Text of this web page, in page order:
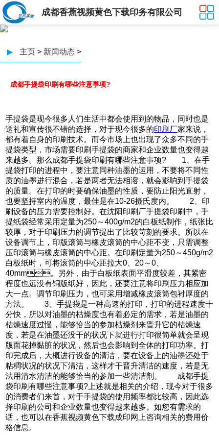
成都香蕉视频黄色下载印务有限公司
▶ 主页 > 新闻动态 >
成都手提袋印刷有哪些注意事项?
手提袋是现今很多人们生活中都会使用到的物品，同时也是
送礼和宣传很不错的选择，对于现今很多的印刷厂家来说，
都有着自身的印刷技术。而今市场上也出现了众多不同的手
提袋类型，市场需要印刷手提袋的商家和企业数量也变得越
来越多。那么成都手提袋印刷有哪些注意事项? 1、在手
提袋打印的进程中，要注意同种油墨的运用，不要将不同性
质的油墨进行混合，若是两者无法相溶，就会影响到手提袋
的质量。在打印的时要确保油墨的性质，要防止阳光直射，
也要坚持室内的温度，最佳是在10-26摄氏度内。 2、印
刷设备的压力需要控制好。在沈阳印刷厂手提袋印刷中，手
提纸袋经常采用定量为250～400g/m2的白板纸制作，纸张比
较厚，对于印刷压力的调节提出了比较苛刻的要求。所以在
设备调节上，印版滚筒与橡皮滚筒的中心距不变，只需调整
压印滚筒与橡皮滚筒的中心距。在印刷定量为250～450g/m2
白板纸时，可将滚筒的中心距拉大0、20～0、
40mm。另外，由于白板纸表面平滑度较差，其紧密
程度也远没有铜版纸好，因此，还要注意将印刷压力相应加
大一点。调节印刷压力，也可采用增减橡皮滚筒包衬厚度的
方法。 3、手提袋是一种高速的打印，打印的进程速度十
分快，所以对油墨的枯燥度也有着必定的需求，若是油墨的
枯燥速度过慢，能够恰当的参加枯燥剂来晋升它的枯燥速
度，若是在油墨还没干的状况下就进行打印很简单就会呈现
版面花掉黏脏的状况，然后也会影响到全体的打印功率。打
印完成后，大概进行设备的清洁，要在设备上的油墨还处于
粘稠状况的状况下清洁，这样才干晋升清洁的速度，若是无
法用清水清洁的能够恰当的参加一些清洁剂。 成都手提
袋印刷有哪些注意事项?上述就是相关的介绍，现今对于很多
的消费者们来首，对于手提袋的使用频率都比较高，因此选
择印刷的公司和企业数量也变得越来越多。如您有需求的
话，也可以在香蕉视频黄色下载成印网上咨询相关的费用价
格信息。